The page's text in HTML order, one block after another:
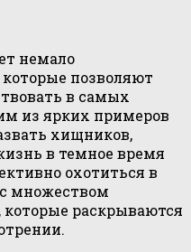
немало
позволяют
в самых
из ярких примеров
хищников,
в темное время
охотиться в
множеством
раскрываются